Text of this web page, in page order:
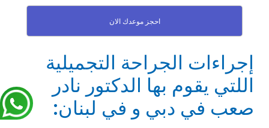
احجز موعدك الان
إجراءات الجراحة التجميلية
اللتي يقوم بها الدكتور نادر
صعب في دبي و في لبنان: